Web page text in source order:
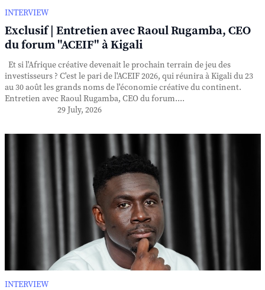
INTERVIEW
Exclusif | Entretien avec Raoul Rugamba, CEO
du forum "ACEIF" à Kigali
Et si l'Afrique créative devenait le prochain terrain de jeu des
investisseurs ? C'est le pari de l'ACEIF 2026, qui réunira à Kigali du 23
au 30 août les grands noms de l'économie créative du continent.
Entretien avec Raoul Rugamba, CEO du forum....
29 July, 2026
INTERVIEW